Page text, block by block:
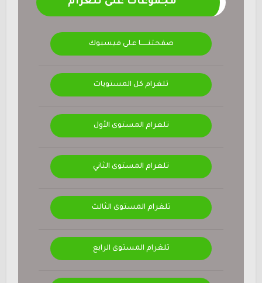
صفحتنــــــا على فيسبوك
تلغرام كل المستويات
تلغرام المستوى الأول
تلغرام المستوى الثاني
تلغرام المستوى الثالث
تلغرام المستوى الرابع